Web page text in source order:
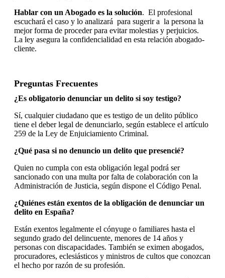
Hablar con un Abogado es la solución. El profesional
escuchará el caso y lo analizará para sugerir a la persona la
mejor forma de proceder para evitar molestias y perjuicios.
La ley asegura la confidencialidad en esta relación abogado-
cliente.
Preguntas Frecuentes
¿Es obligatorio denunciar un delito si soy testigo?
Sí, cualquier ciudadano que es testigo de un delito público
tiene el deber legal de denunciarlo, según establece el artículo
259 de la Ley de Enjuiciamiento Criminal.
¿Qué pasa si no denuncio un delito que presencié?
Quien no cumpla con esta obligación legal podrá ser
sancionado con una multa por falta de colaboración con la
Administración de Justicia, según dispone el Código Penal.
¿Quiénes están exentos de la obligación de denunciar un
delito en España?
Están exentos legalmente el cónyuge o familiares hasta el
segundo grado del delincuente, menores de 14 años y
personas con discapacidades. También se eximen abogados,
procuradores, eclesiásticos y ministros de cultos que conozcan
el hecho por razón de su profesión.